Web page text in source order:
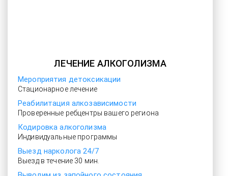
ЛЕЧЕНИЕ АЛКОГОЛИЗМА
Мероприятия детоксикации
Стационарное лечение
Реабилитация алкозависимости
Проверенные ребцентры вашего региона
Кодировка алкоголизма
Индивидуальные программы
Выезд нарколога 24/7
Выезд в течение 30 мин.